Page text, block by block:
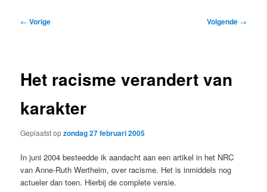
Bericht
← Vorige Volgende →
Het racisme verandert van
karakter
Geplaatst opzondag 27 februari 2005
In juni 2004 besteedde ik aandacht aan een artikel in het NRC
van Anne-Ruth Wertheim, over racisme. Het is inmiddels nog
actueler dan toen. Hierbij de complete versie.